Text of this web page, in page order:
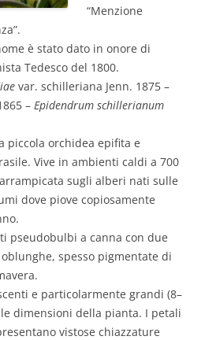
“Menzione
è stato dato in onore di
Tedesco del 1800.
var. schilleriana Jenn. 1875 –
– Epidendrum schillerianum
piccola orchidea epifita e
Vive in ambienti caldi a 700
sugli alberi nati sulle
dove piove copiosamente
pseudobulbi a canna con due
spesso pigmentate di
e particolarmente grandi (8–
dimensioni della pianta. I petali
vistose chiazzature